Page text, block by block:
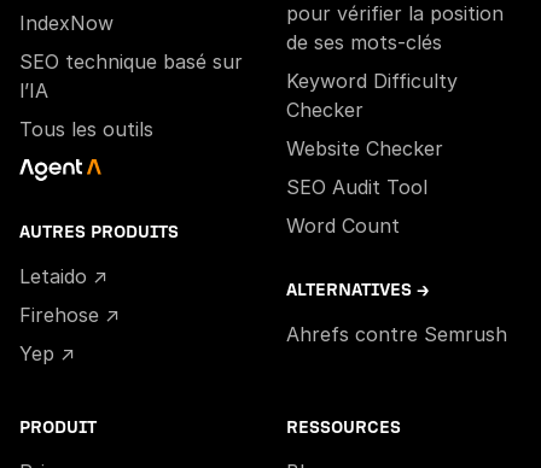
IndexNow
SEO technique basé sur
l’IA
Tous les outils
AUTRES PRODUITS
Letaido ↗
Firehose ↗
Yep ↗
pour vérifier la position
de ses mots-clés
Keyword Difficulty
Checker
Website Checker
SEO Audit Tool
Word Count
ALTERNATIVES →
Ahrefs contre Semrush
PRODUIT RESSOURCES